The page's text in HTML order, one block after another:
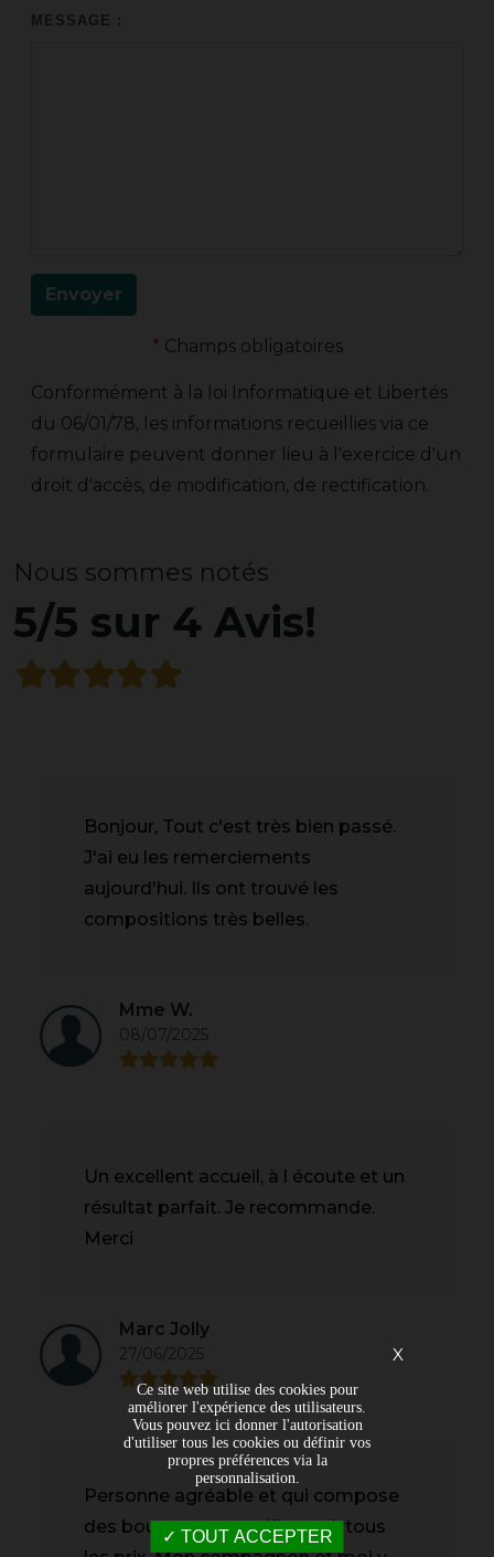
MESSAGE :
Envoyer
* Champs obligatoires
Conformément à la loi Informatique et Libertés
du 06/01/78, les informations recueillies via ce
formulaire peuvent donner lieu à l'exercice d'un
droit d'accès, de modification, de rectification.
Nous sommes notés
5/5 sur 4 Avis!
Bonjour, Tout c'est très bien passé.
J'ai eu les remerciements
aujourd'hui. Ils ont trouvé les
compositions très belles.
Mme W.
08/07/2025
Un excellent accueil, à l écoute et un
résultat parfait. Je recommande.
Merci
Marc Jolly
27/06/2025
Personne agréable et qui compose
des bouquets magnifiques à tous
X
Ce site web utilise des cookies pour
améliorer l'expérience des utilisateurs.
Vous pouvez ici donner l'autorisation
d'utiliser tous les cookies ou définir vos
propres préférences via la
personnalisation.
TOUT ACCEPTER